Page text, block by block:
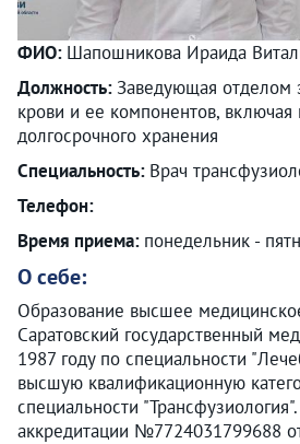
ФИО: Шапошникова Ираида
Должность: Заведующая отделом
крови и ее компонентов, включая
долгосрочного хранения
Специальность: Врач
Телефон:
Время приема: понедельник -
О себе:
Образование высшее
Саратовский государственный
1987 году по специальности
высшую квалификационную
специальности
аккредитации №7724031799688